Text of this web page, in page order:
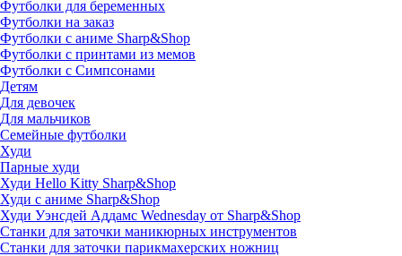
Футболки для беременных
Футболки на заказ
Футболки с аниме Sharp&Shop
Футболки с принтами из мемов
Футболки с Симпсонами
Детям
Для девочек
Для мальчиков
Семейные футболки
Худи
Парные худи
Худи Hello Kitty Sharp&Shop
Худи с аниме Sharp&Shop
Худи Уэнсдей Аддамс Wednesday от Sharp&Shop
Станки для заточки маникюрных инструментов
Станки для заточки парикмахерских ножниц